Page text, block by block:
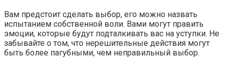
Вам предстоит сделать выбор, его можно назвать
испытанием собственной воли. Вами могут править
эмоции, которые будут подталкивать вас на уступки. Не
забывайте о том, что нерешительные действия могут
быть более пагубными, чем неправильный выбор.